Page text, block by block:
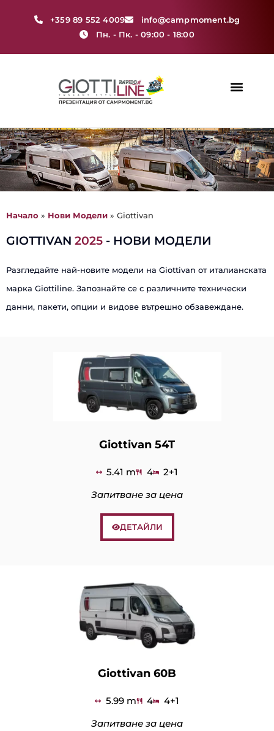
+359 89 552 4009
info@campmoment.bg
Пн. - Пк. - 09:00 - 18:00
Начало » Нови Модели » Giottivan
GIOTTIVAN 2025 - НОВИ МОДЕЛИ
Разгледайте най-новите модели на Giottivan от италианската
марка Giottiline. Запознайте се с различните технически
данни, пакети, опции и видове вътрешно обзавеждане.
Giottivan 54T
5.41 m 4
2+1
Запитване за цена
ДЕТАЙЛИ
Giottivan 60B
5.99 m 4
4+1
Запитване за цена